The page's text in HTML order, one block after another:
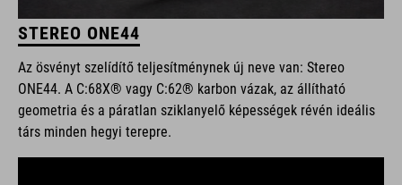
STEREO ONE44
Az ösvényt szelídítő teljesítménynek új neve van: Stereo
ONE44. A C:68X® vagy C:62® karbon vázak, az állítható
geometria és a páratlan sziklanyelő képességek révén ideális
társ minden hegyi terepre.